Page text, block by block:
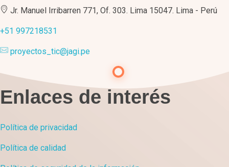
Jr. Manuel Irribarren 771, Of. 303. Lima 15047. Lima - Perú
+51 997218531
proyectos_tic@jagi.pe
Enlaces de interés
Política de privacidad
Política de calidad